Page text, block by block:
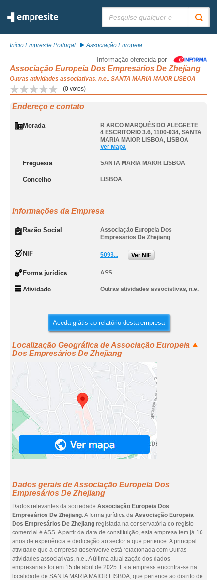
Início Empresite Portugal Associação Europeia...
Informação oferecida por
Associação Europeia Dos Empresários De Zhejiang
Outras atividades associativas, n.e., SANTA MARIA MAIOR LISBOA
(0 votos)
Endereço e contato
Morada
R ARCO MARQUÊS DO ALEGRETE
4 ESCRITÓRIO 3.6, 1100-034, SANTA
MARIA MAIOR LISBOA, LISBOA
Ver Mapa
Freguesia SANTA MARIA MAIOR LISBOA
Concelho LISBOA
Informações da Empresa
Razão Social
Associação Europeia Dos
Empresários De Zhejiang
NIF 5093... Ver NIF
Forma jurídica ASS
Atividade Outras atividades associativas, n.e.
Aceda grátis ao relatório desta empresa
Localização Geográfica de Associação Europeia
Dos Empresários De Zhejiang
Dados gerais de Associação Europeia Dos
Empresários De Zhejiang
Dados relevantes da sociedade Associação Europeia Dos
Empresários De Zhejiang. A forma jurídica da Associação Europeia
Dos Empresários De Zhejiang registada na conservatória do registo
comercial é ASS. A partir da data de constituição, esta empresa tem já 16
anos de experiência e dedicação ao sector a que pertence. A principal
atividade que a empresa desenvolve está relacionada com Outras
atividades associativas, n.e.. A última atualização dos dados
empresariais foi em 15 de abril de 2025. Esta empresa encontra-se na
localidade de SANTA MARIA MAIOR LISBOA, que pertence ao distrito de